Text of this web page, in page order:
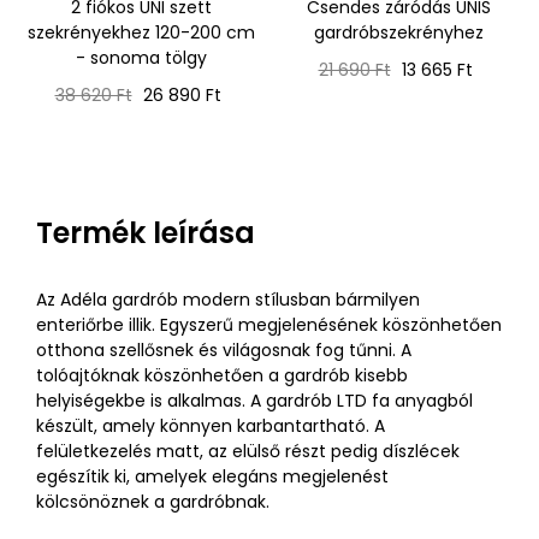
2 fiókos UNI szett
szekrényekhez 120-200 cm
- sonoma tölgy
Normál
38 620 Ft Ár
26 890 Ft
Csendes záródás UNIS
gardróbszekrényhez
Normál
21 690 Ft Ár
13 665 Ft
Termék leírása
Az Adéla gardrób modern stílusban bármilyen
enteriőrbe illik. Egyszerű megjelenésének köszönhetően
otthona szellősnek és világosnak fog tűnni. A
tolóajtóknak köszönhetően a gardrób kisebb
helyiségekbe is alkalmas. A gardrób LTD fa anyagból
készült, amely könnyen karbantartható. A
felületkezelés matt, az elülső részt pedig díszlécek
egészítik ki, amelyek elegáns megjelenést
kölcsönöznek a gardróbnak.